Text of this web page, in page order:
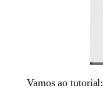
Vamos ao tutorial: